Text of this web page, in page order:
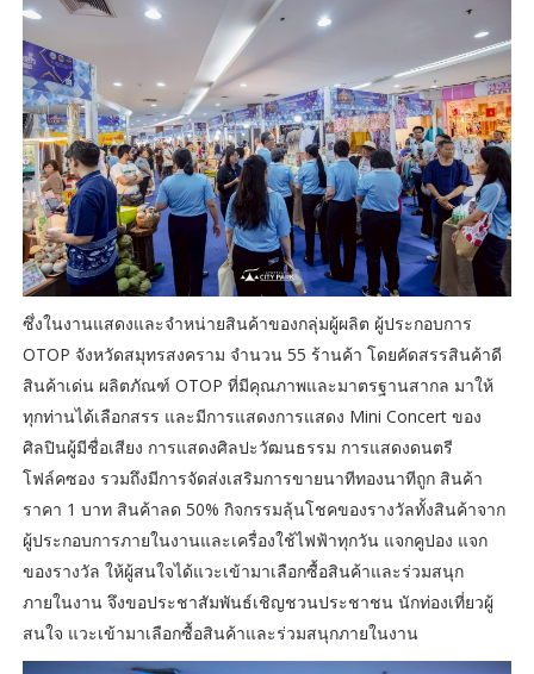
ซึ่งในงานแสดงและจำหน่ายสินค้าของกลุ่มผู้ผลิต ผู้ประกอบการ
OTOP จังหวัดสมุทรสงคราม จำนวน 55 ร้านค้า โดยคัดสรรสินค้าดี
สินค้าเด่น ผลิตภัณฑ์ OTOP ที่มีคุณภาพและมาตรฐานสากล มาให้
ทุกท่านได้เลือกสรร และมีการแสดงการแสดง Mini Concert ของ
ศิลปินผู้มีชื่อเสียง การแสดงศิลปะวัฒนธรรม การแสดงดนตรี
โฟล์คซอง รวมถึงมีการจัดส่งเสริมการขายนาทีทองนาทีถูก สินค้า
ราคา 1 บาท สินค้าลด 50% กิจกรรมลุ้นโชคของรางวัลทั้งสินค้าจาก
ผู้ประกอบการภายในงานและเครื่องใช้ไฟฟ้าทุกวัน แจกคูปอง แจก
ของรางวัล ให้ผู้สนใจได้แวะเข้ามาเลือกซื้อสินค้าและร่วมสนุก
ภายในงาน จึงขอประชาสัมพันธ์เชิญชวนประชาชน นักท่องเที่ยวผู้
สนใจ แวะเข้ามาเลือกซื้อสินค้าและร่วมสนุกภายในงาน